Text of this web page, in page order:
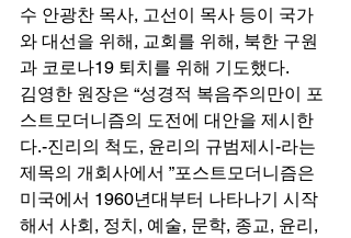
수 안광찬 목사, 고선이 목사 등이 국가
와 대선을 위해, 교회를 위해, 북한 구원
과 코로나19 퇴치를 위해 기도했다.
김영한 원장은 “성경적 복음주의만이 포
스트모더니즘의 도전에 대안을 제시한
다.-진리의 척도, 윤리의 규범제시-라는
제목의 개회사에서 ”포스트모더니즘은
미국에서 1960년대부터 나타나기 시작
해서 사회, 정치, 예술, 문학, 종교, 윤리,